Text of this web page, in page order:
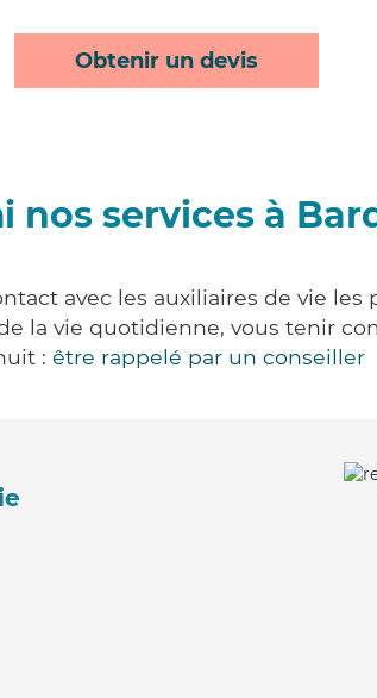
Obtenir un devis
nos services à
avec les auxiliaires de vie
la vie quotidienne, vous tenir
: être rappelé par un conseiller